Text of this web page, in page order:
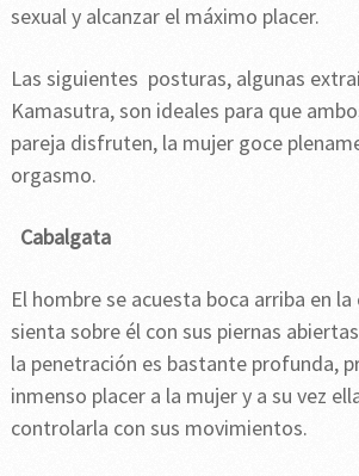
sexual y alcanzar el máximo placer.
Las siguientes posturas, algunas
Kamasutra, son ideales para que
pareja disfruten, la mujer goce
orgasmo.
Cabalgata
El hombre se acuesta boca arriba en
sienta sobre él con sus piernas
la penetración es bastante profunda,
inmenso placer a la mujer y a su vez
controlarla con sus movimientos.